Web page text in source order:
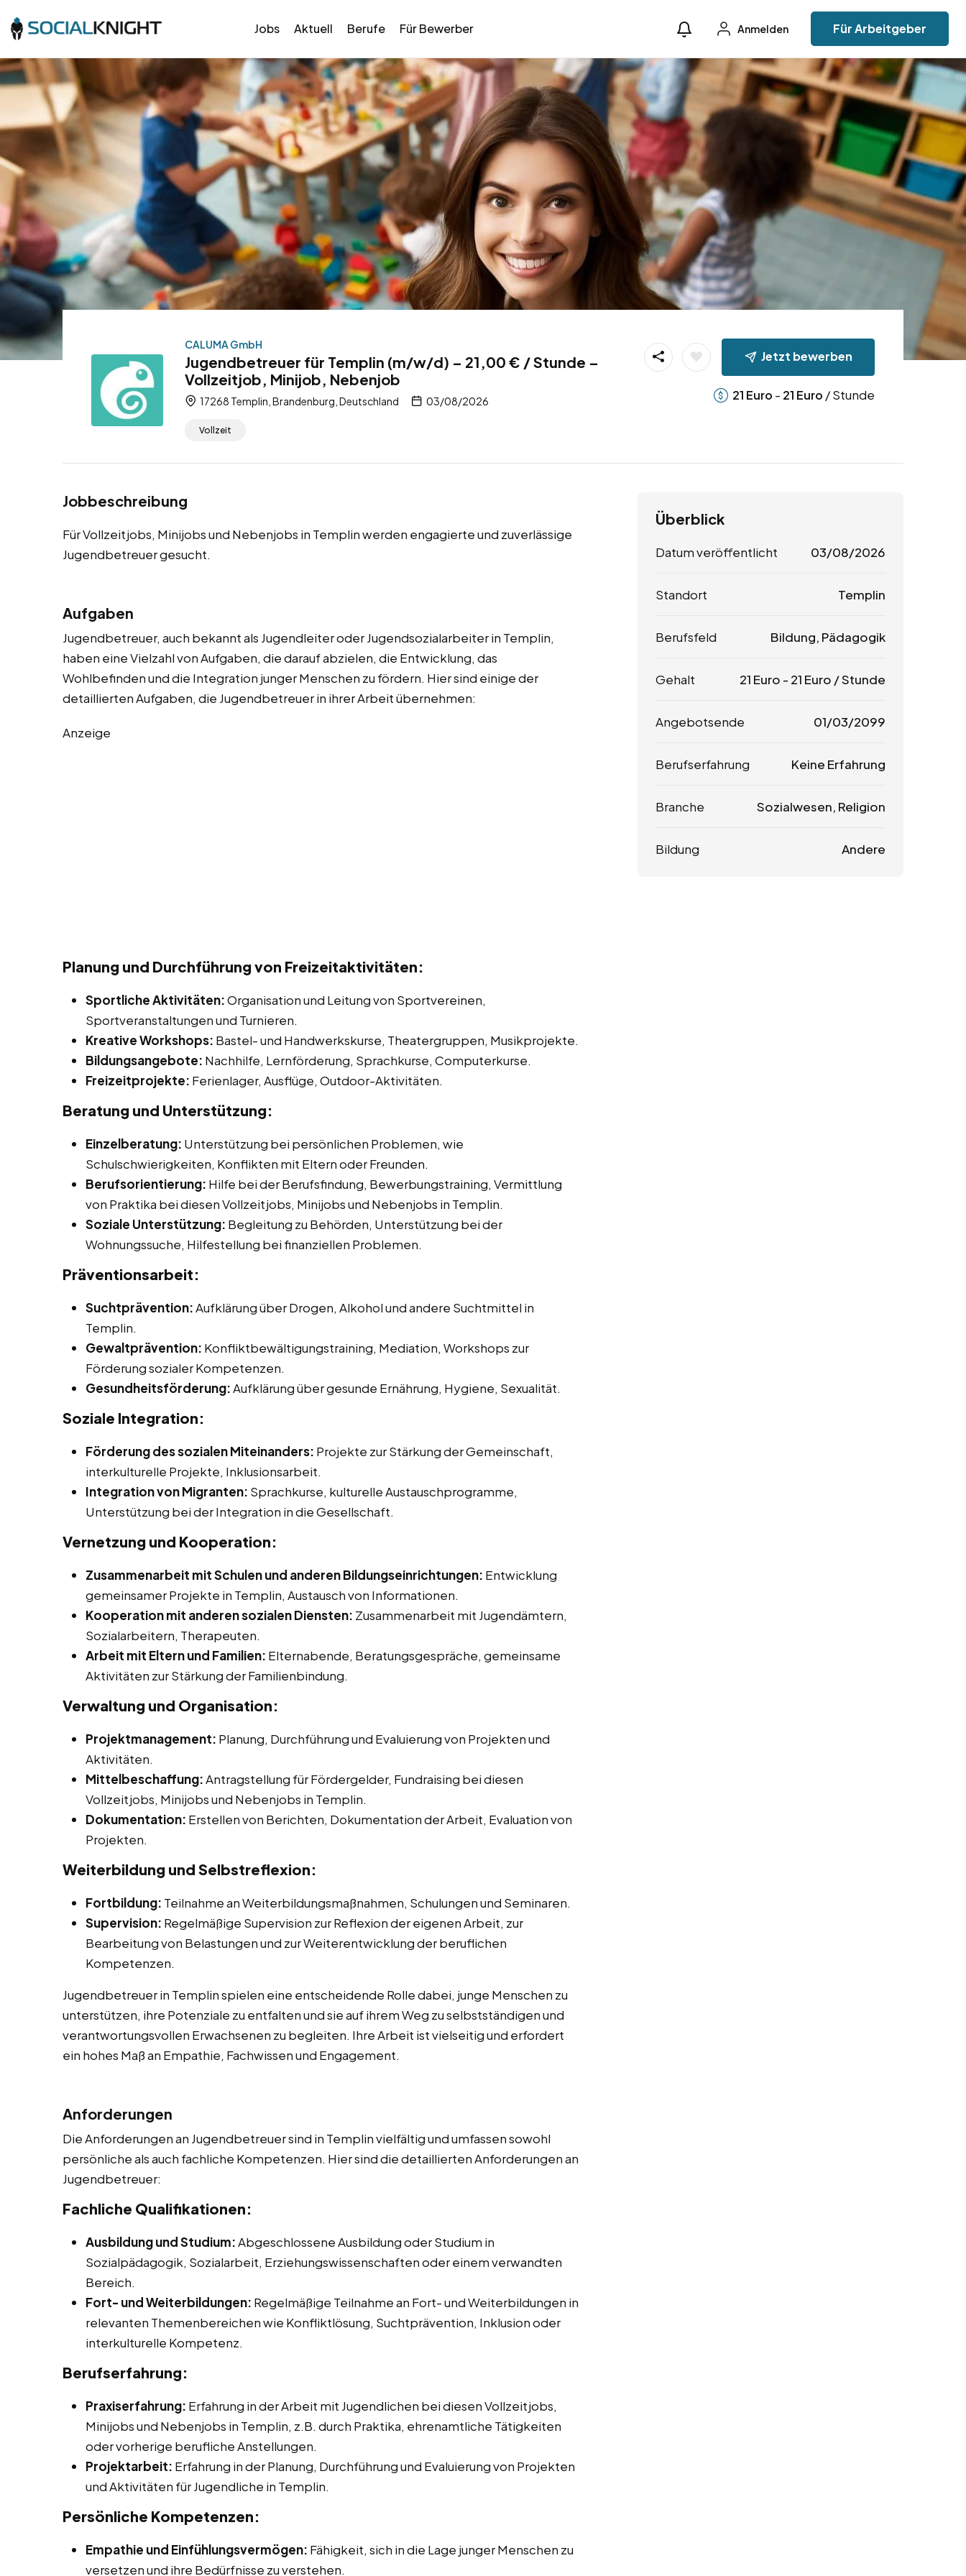
Jobs Aktuell Berufe Für Bewerber Anmelden Für Arbeitgeber
CALUMA GmbH
Jugendbetreuer für Templin (m/w/d) – 21,00 € / Stunde –
Vollzeitjob, Minijob, Nebenjob
17268 Templin, Brandenburg, Deutschland 03/08/2026
Vollzeit
Jetzt bewerben
21 Euro - 21 Euro / Stunde
Jobbeschreibung
Für Vollzeitjobs, Minijobs und Nebenjobs in Templin werden engagierte und zuverlässige
Jugendbetreuer gesucht.
Aufgaben
Jugendbetreuer, auch bekannt als Jugendleiter oder Jugendsozialarbeiter in Templin,
haben eine Vielzahl von Aufgaben, die darauf abzielen, die Entwicklung, das
Wohlbefinden und die Integration junger Menschen zu fördern. Hier sind einige der
detaillierten Aufgaben, die Jugendbetreuer in ihrer Arbeit übernehmen:
Anzeige
Planung und Durchführung von Freizeitaktivitäten:
Sportliche Aktivitäten:Organisation und Leitung von Sportvereinen,
Sportveranstaltungen und Turnieren.
Kreative Workshops: Bastel- und Handwerkskurse, Theatergruppen, Musikprojekte.
Bildungsangebote: Nachhilfe, Lernförderung, Sprachkurse, Computerkurse.
Freizeitprojekte: Ferienlager, Ausflüge, Outdoor-Aktivitäten.
Beratung und Unterstützung:
Einzelberatung: Unterstützung bei persönlichen Problemen, wie
Schulschwierigkeiten, Konflikten mit Eltern oder Freunden.
Berufsorientierung: Hilfe bei der Berufsfindung, Bewerbungstraining, Vermittlung
von Praktika bei diesen Vollzeitjobs, Minijobs und Nebenjobs in Templin.
Soziale Unterstützung: Begleitung zu Behörden, Unterstützung bei der
Wohnungssuche, Hilfestellung bei finanziellen Problemen.
Präventionsarbeit:
Suchtprävention:Aufklärung über Drogen, Alkohol und andere Suchtmittel in
Templin.
Gewaltprävention: Konfliktbewältigungstraining, Mediation, Workshops zur
Förderung sozialer Kompetenzen.
Gesundheitsförderung:Aufklärung über gesunde Ernährung, Hygiene, Sexualität.
Soziale Integration:
Förderung des sozialen Miteinanders: Projekte zur Stärkung der Gemeinschaft,
interkulturelle Projekte, Inklusionsarbeit.
Integration von Migranten: Sprachkurse, kulturelle Austauschprogramme,
Unterstützung bei der Integration in die Gesellschaft.
Vernetzung und Kooperation:
Zusammenarbeit mit Schulen und anderen Bildungseinrichtungen: Entwicklung
gemeinsamer Projekte in Templin, Austausch von Informationen.
Kooperation mit anderen sozialen Diensten: Zusammenarbeit mit Jugendämtern,
Sozialarbeitern, Therapeuten.
Arbeit mit Eltern und Familien: Elternabende, Beratungsgespräche, gemeinsame
Aktivitäten zur Stärkung der Familienbindung.
Verwaltung und Organisation:
Projektmanagement: Planung, Durchführung und Evaluierung von Projekten und
Aktivitäten.
Mittelbeschaffung:Antragstellung für Fördergelder, Fundraising bei diesen
Vollzeitjobs, Minijobs und Nebenjobs in Templin.
Dokumentation: Erstellen von Berichten, Dokumentation der Arbeit, Evaluation von
Projekten.
Weiterbildung und Selbstreflexion:
Fortbildung: Teilnahme an Weiterbildungsmaßnahmen, Schulungen und Seminaren.
Supervision: Regelmäßige Supervision zur Reflexion der eigenen Arbeit, zur
Bearbeitung von Belastungen und zur Weiterentwicklung der beruflichen
Kompetenzen.
Jugendbetreuer in Templin spielen eine entscheidende Rolle dabei, junge Menschen zu
unterstützen, ihre Potenziale zu entfalten und sie auf ihrem Weg zu selbstständigen und
verantwortungsvollen Erwachsenen zu begleiten. Ihre Arbeit ist vielseitig und erfordert
ein hohes Maß an Empathie, Fachwissen und Engagement.
Anforderungen
Die Anforderungen an Jugendbetreuer sind in Templin vielfältig und umfassen sowohl
persönliche als auch fachliche Kompetenzen. Hier sind die detaillierten Anforderungen an
Jugendbetreuer:
Fachliche Qualifikationen:
Ausbildung und Studium:Abgeschlossene Ausbildung oder Studium in
Sozialpädagogik, Sozialarbeit, Erziehungswissenschaften oder einem verwandten
Bereich.
Fort- und Weiterbildungen: Regelmäßige Teilnahme an Fort- und Weiterbildungen in
relevanten Themenbereichen wie Konfliktlösung, Suchtprävention, Inklusion oder
interkulturelle Kompetenz.
Berufserfahrung:
Praxiserfahrung: Erfahrung in der Arbeit mit Jugendlichen bei diesen Vollzeitjobs,
Minijobs und Nebenjobs in Templin, z.B. durch Praktika, ehrenamtliche Tätigkeiten
oder vorherige berufliche Anstellungen.
Projektarbeit: Erfahrung in der Planung, Durchführung und Evaluierung von Projekten
und Aktivitäten für Jugendliche in Templin.
Persönliche Kompetenzen:
Empathie und Einfühlungsvermögen: Fähigkeit, sich in die Lage junger Menschen zu
versetzen und ihre Bedürfnisse zu verstehen.
Überblick
Datum veröffentlicht 03/08/2026
Standort Templin
Berufsfeld Bildung, Pädagogik
Gehalt 21 Euro - 21 Euro / Stunde
Angebotsende 01/03/2099
Berufserfahrung Keine Erfahrung
Branche Sozialwesen, Religion
Bildung Andere